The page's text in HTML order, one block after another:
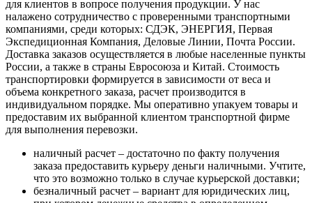
для клиентов в вопросе получения продукции. У нас
налажено сотрудничество с проверенными транспортными
компаниями, среди которых: СДЭК, ЭНЕРГИЯ, Первая
Экспедиционная Компания, Деловые Линии, Почта России.
Доставка заказов осуществляется в любые населенные пункты
России, а также в страны Евросоюза и Китай. Стоимость
транспортировки формируется в зависимости от веса и
объема конкретного заказа, расчет производится в
индивидуальном порядке. Мы оперативно упакуем товары и
предоставим их выбранной клиентом транспортной фирме
для выполнения перевозки.
наличный расчет – достаточно по факту получения
заказа предоставить курьеру деньги наличными. Учтите,
что это возможно только в случае курьерской доставки;
безналичный расчет – вариант для юридических лиц,